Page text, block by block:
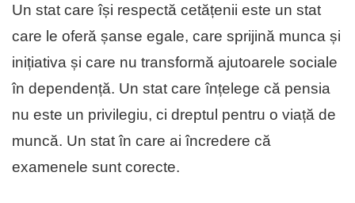
Un stat care își respectă cetățenii este un stat
care le oferă șanse egale, care sprijină munca și
inițiativa și care nu transformă ajutoarele sociale
în dependență. Un stat care înțelege că pensia
nu este un privilegiu, ci dreptul pentru o viață de
muncă. Un stat în care ai încredere că
examenele sunt corecte.